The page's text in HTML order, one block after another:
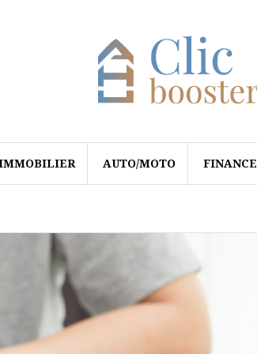
AUTO/MOTO FINANCE